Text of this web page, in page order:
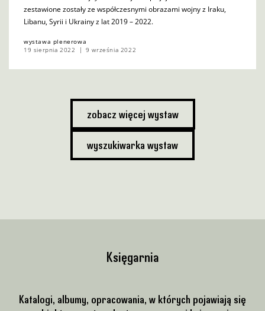
zestawione zostały ze współczesnymi obrazami wojny z Iraku,
Libanu, Syrii i Ukrainy z lat 2019 – 2022.
wystawa plenerowa
19 sierpnia 2022
9 września 2022
zobacz więcej wystaw
wyszukiwarka wystaw
Księgarnia
Katalogi, albumy, opracowania, w których pojawiają się